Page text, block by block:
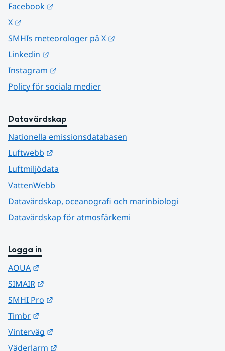
Facebook
X
SMHIs meteorologer på X
Linkedin
Instagram
Policy för sociala medier
Datavärdskap
Nationella emissionsdatabasen
Luftwebb
Luftmiljödata
VattenWebb
Datavärdskap, oceanografi och marinbiologi
Datavärdskap för atmosfärkemi
Logga in
AQUA
SIMAIR
SMHI Pro
Timbr
Vinterväg
Väderlarm